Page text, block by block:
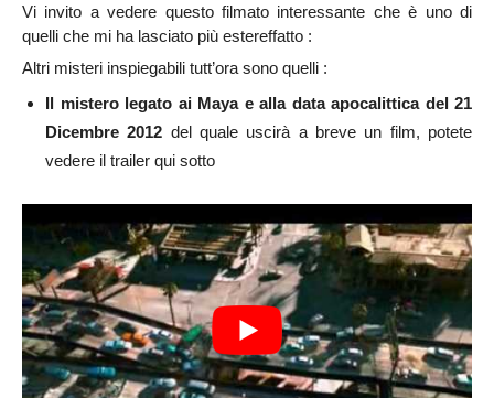
Vi invito a vedere questo filmato interessante che è uno di
quelli che mi ha lasciato più estereffatto :
Altri misteri inspiegabili tutt’ora sono quelli :
Il mistero legato ai Maya e alla data apocalittica del 21
Dicembre 2012 del quale uscirà a breve un film, potete
vedere il trailer qui sotto